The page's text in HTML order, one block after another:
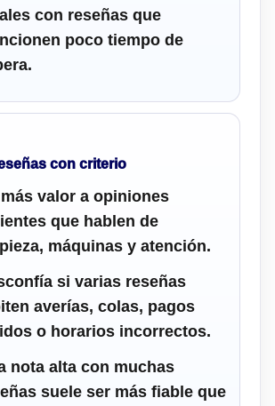
con reseñas que
poco tiempo de
con criterio
más valor a opiniones
que hablen de
máquinas y atención.
si varias reseñas
averías, colas, pagos
o horarios incorrectos.
nota alta con muchas
suele ser más fiable que